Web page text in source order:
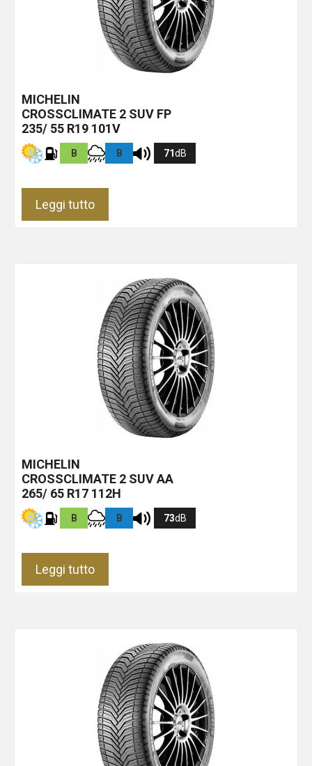
MICHELIN
CROSSCLIMATE 2 SUV FP
235/ 55 R19 101V
B B 71dB
Leggi tutto
MICHELIN
CROSSCLIMATE 2 SUVAA
265/ 65 R17 112H
B B 73dB
Leggi tutto